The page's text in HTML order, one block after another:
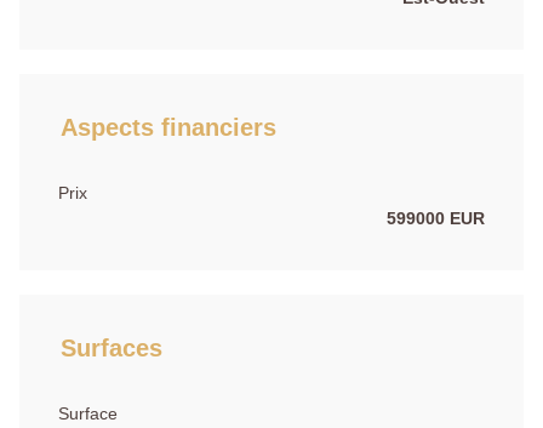
Aspects financiers
Prix
599000 EUR
Surfaces
Surface